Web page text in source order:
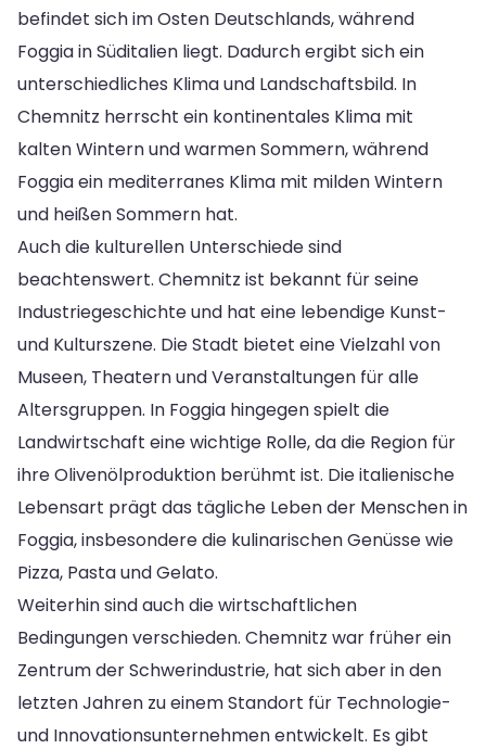
befindet sich im Osten Deutschlands, während
Foggia in Süditalien liegt. Dadurch ergibt sich ein
unterschiedliches Klima und Landschaftsbild. In
Chemnitz herrscht ein kontinentales Klima mit
kalten Wintern und warmen Sommern, während
Foggia ein mediterranes Klima mit milden Wintern
und heißen Sommern hat.
Auch die kulturellen Unterschiede sind
beachtenswert. Chemnitz ist bekannt für seine
Industriegeschichte und hat eine lebendige Kunst-
und Kulturszene. Die Stadt bietet eine Vielzahl von
Museen, Theatern und Veranstaltungen für alle
Altersgruppen. In Foggia hingegen spielt die
Landwirtschaft eine wichtige Rolle, da die Region für
ihre Olivenölproduktion berühmt ist. Die italienische
Lebensart prägt das tägliche Leben der Menschen in
Foggia, insbesondere die kulinarischen Genüsse wie
Pizza, Pasta und Gelato.
Weiterhin sind auch die wirtschaftlichen
Bedingungen verschieden. Chemnitz war früher ein
Zentrum der Schwerindustrie, hat sich aber in den
letzten Jahren zu einem Standort für Technologie-
und Innovationsunternehmen entwickelt. Es gibt